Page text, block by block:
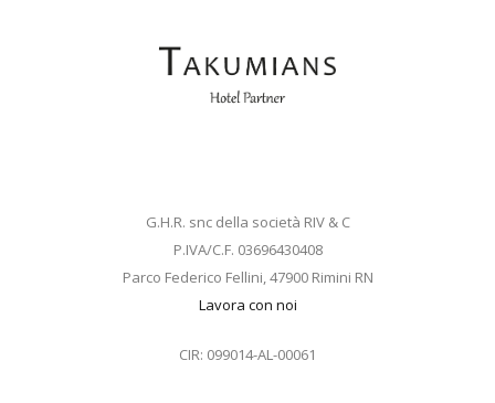
G.H.R. snc della società RIV & C
P.IVA/C.F. 03696430408
Parco Federico Fellini, 47900 Rimini RN
Lavora con noi
CIR: 099014-AL-00061